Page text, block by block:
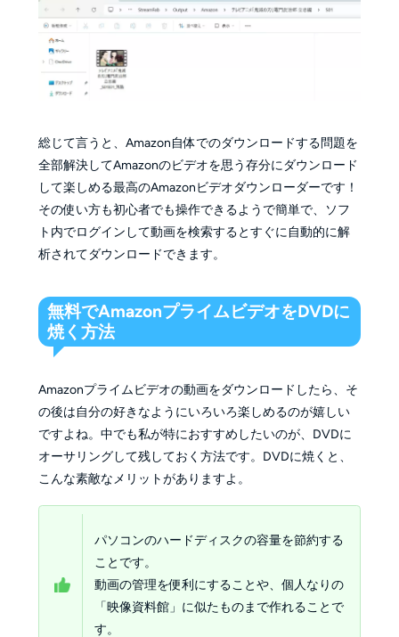
総じて言うと、Amazon自体でのダウンロードする問題を
全部解決してAmazonのビデオを思う存分にダウンロード
して楽しめる最高のAmazonビデオダウンローダーです！
その使い方も初心者でも操作できるようで簡単で、ソフ
ト内でログインして動画を検索するとすぐに自動的に解
析されてダウンロードできます。
無料でAmazonプライムビデオをDVDに
焼く方法
Amazonプライムビデオの動画をダウンロードしたら、そ
の後は自分の好きなようにいろいろ楽しめるのが嬉しい
ですよね。中でも私が特におすすめしたいのが、DVDに
オーサリングして残しておく方法です。DVDに焼くと、
こんな素敵なメリットがありますよ。
パソコンのハードディスクの容量を節約する
ことです。
動画の管理を便利にすることや、個人なりの
「映像資料館」に似たものまで作れることで
す。